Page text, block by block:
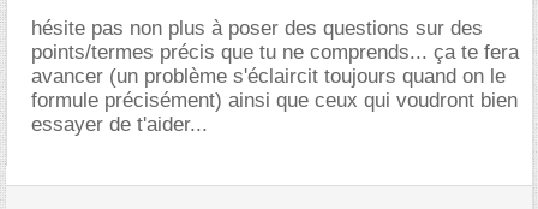
hésite pas non plus à poser des questions sur des
points/termes précis que tu ne comprends... ça te fera
avancer (un problème s'éclaircit toujours quand on le
formule précisément) ainsi que ceux qui voudront bien
essayer de t'aider...